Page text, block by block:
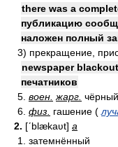
there was a
публикацию
наложен полный
3) прекращение,
newspaper
печатников
5. воен. жарг.
6. физ. гашение (
2. [ʹblækaʋt] a
1. затемнённый